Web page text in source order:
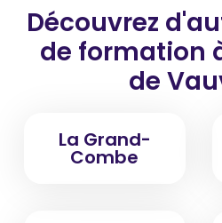
Découvrez
de formation
de
La Grand-
Combe